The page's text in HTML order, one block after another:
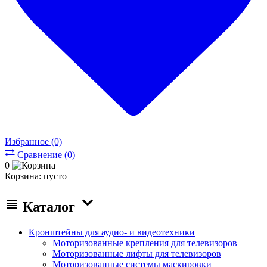
Избранное (0)
Сравнение (0)
0
Корзина: пусто
Каталог
Кронштейны для аудио- и видеотехники
Моторизованные крепления для телевизоров
Моторизованные лифты для телевизоров
Моторизованные системы маскировки